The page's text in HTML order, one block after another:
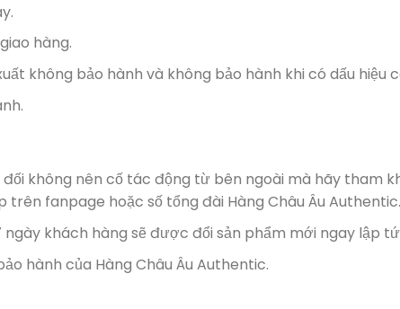
hàng.
không bảo hành và không bảo hành khi có dấu hiệu
không nên cố tác động từ bên ngoài mà hãy tham
fanpage hoặc số tổng đài Hàng Châu Âu Authentic.
ngày khách hàng sẽ được đổi sản phẩm mới ngay lập
hành của Hàng Châu Âu Authentic.